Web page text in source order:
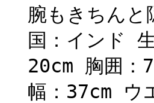
腕もきちん
国：インド
20cm 胸囲：
幅：37cm